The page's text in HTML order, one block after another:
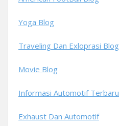
Yoga Blog
Traveling Dan Exloprasi Blog
Movie Blog
Informasi Automotif Terbaru
Exhaust Dan Automotif